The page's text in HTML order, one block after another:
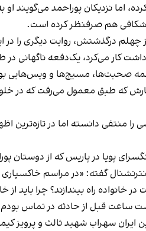
اما نزدیکان پوراحمد
هم صرفنظر کرده است.
چهلم درگذشتش، روایت دیگری را
کار می‌کرد، یک‌دفعه ناگهانی
صحبت‌ها، مسیج‌ها و ویس‌هایی بودن
که طبق معمول می‌رفت که در
را منتفی دانسته اما در
پویا در پاریس که از
گفته: «در مراسم
خانواده راه بیندازند؟ چرا باید
ساعت قبل از حادثه در تماس
ایران سهراب شهید ثالث و پرویز